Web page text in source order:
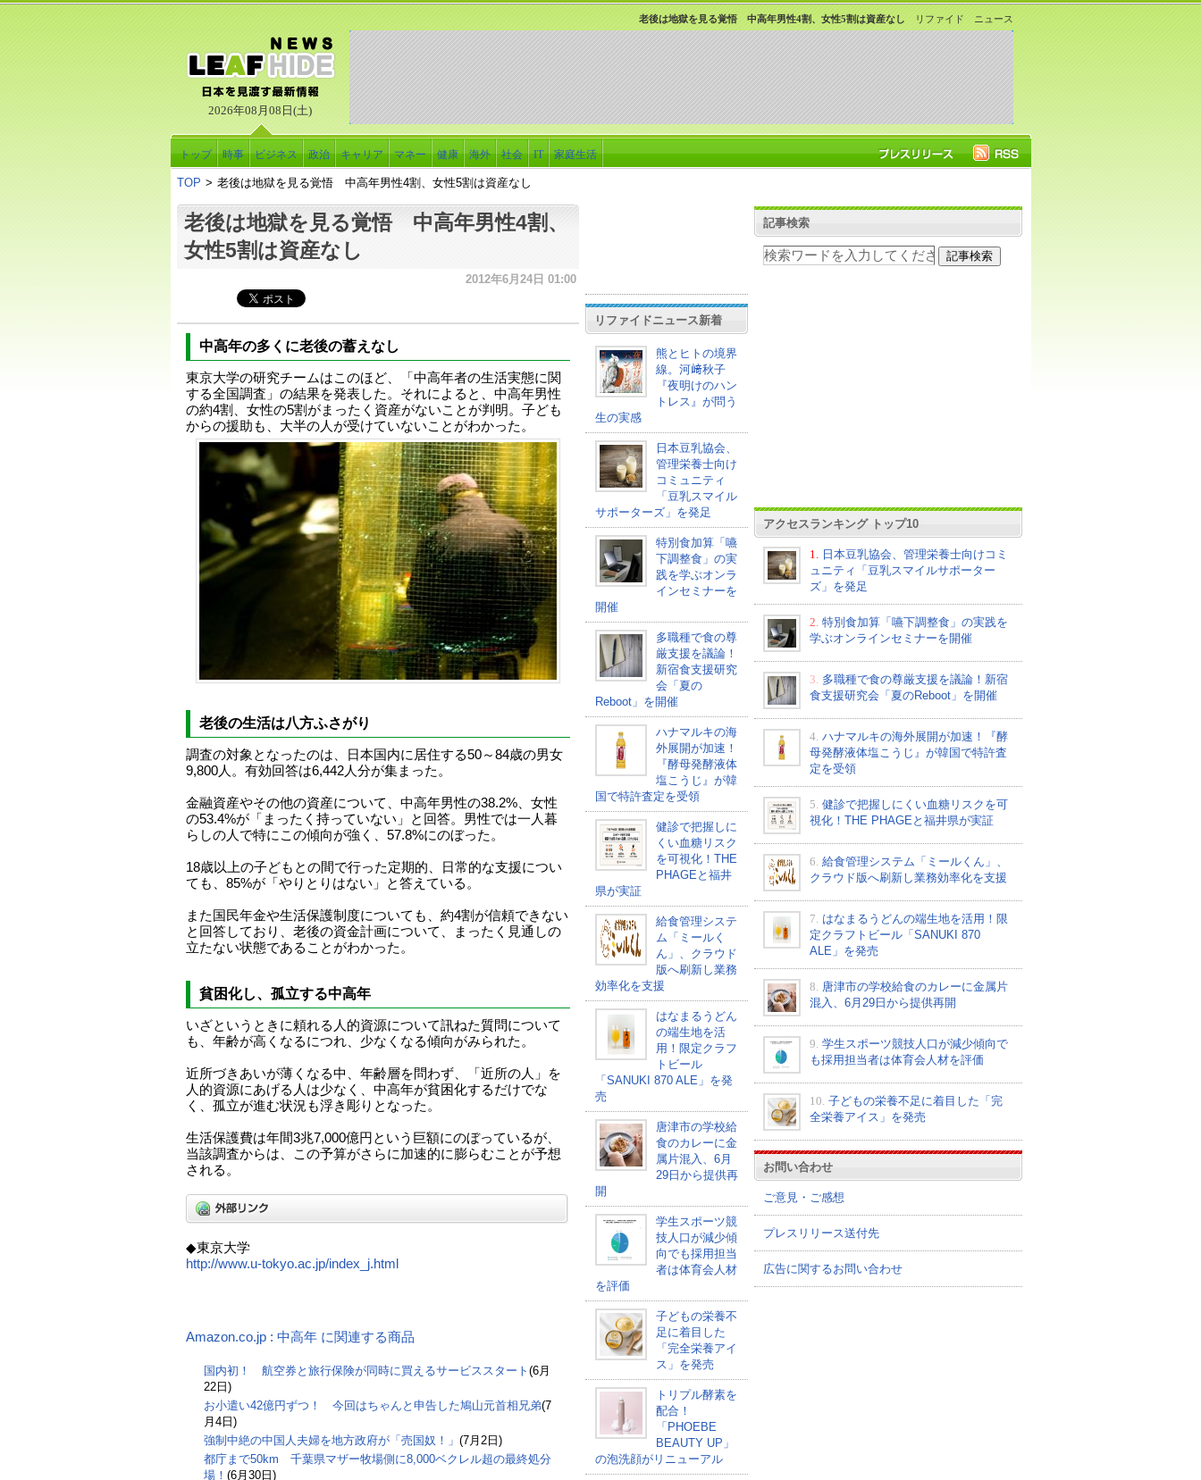
2026年08月08日(土)
リファイド ニュース
老後は地獄を見る覚悟 中高年男性4割、女性5割は資産なし
トップ 時事 ビジネス 政治 キャリア マネー 健康 海外 社会 IT 家庭生活
TOP > 老後は地獄を見る覚悟 中高年男性4割、女性5割は資産なし
老後は地獄を見る覚悟 中高年男性4割、
女性5割は資産なし
2012年6月24日 01:00
中高年の多くに老後の蓄えなし
東京大学の研究チームはこのほど、「中高年者の生活実態に関
する全国調査」の結果を発表した。それによると、中高年男性
の約4割、女性の5割がまったく資産がないことが判明。子ども
からの援助も、大半の人が受けていないことがわかった。
老後の生活は八方ふさがり
調査の対象となったのは、日本国内に居住する50～84歳の男女
9,800人。有効回答は6,442人分が集まった。
金融資産やその他の資産について、中高年男性の38.2%、女性
の53.4%が「まったく持っていない」と回答。男性では一人暮
らしの人で特にこの傾向が強く、57.8%にのぼった。
18歳以上の子どもとの間で行った定期的、日常的な支援につい
ても、85%が「やりとりはない」と答えている。
また国民年金や生活保護制度についても、約4割が信頼できない
と回答しており、老後の資金計画について、まったく見通しの
立たない状態であることがわかった。
貧困化し、孤立する中高年
いざというときに頼れる人的資源について訊ねた質問について
も、年齢が高くなるにつれ、少なくなる傾向がみられた。
近所づきあいが薄くなる中、年齢層を問わず、「近所の人」を
人的資源にあげる人は少なく、中高年が貧困化するだけでな
く、孤立が進む状況も浮き彫りとなった。
生活保護費は年間3兆7,000億円という巨額にのぼっているが、
当該調査からは、この予算がさらに加速的に膨らむことが予想
される。
◆東京大学
http://www.u-tokyo.ac.jp/index_j.html
Amazon.co.jp : 中高年 に関連する商品
国内初！ 航空券と旅行保険が同時に買えるサービススタート (6月
22日)
お小遣い42億円ずつ！ 今回はちゃんと申告した鳩山元首相兄弟(7
月4日)
強制中絶の中国人夫婦を地方政府が「売国奴！」 (7月2日)
都庁まで50km 千葉県マザー牧場側に8,000ベクレル超の最終処分
場！ (6月30日)
リファイドニュース新着
熊とヒトの境界
線。河﨑秋子
『夜明けのハン
トレス』が問う
生の実感
日本豆乳協会、
管理栄養士向け
コミュニティ
「豆乳スマイル
サポーターズ」を発足
特別食加算「嚥
下調整食」の実
践を学ぶオンラ
インセミナーを
開催
多職種で食の尊
厳支援を議論！
新宿食支援研究
会「夏の
Reboot」を開催
ハナマルキの海
外展開が加速！
『酵母発酵液体
塩こうじ』が韓
国で特許査定を受領
健診で把握しに
くい血糖リスク
を可視化！THE
PHAGEと福井
県が実証
給食管理システ
ム「ミールく
ん」、クラウド
版へ刷新し業務
効率化を支援
はなまるうどん
の端生地を活
用！限定クラフ
トビール
「SANUKI 870 ALE」を発
売
唐津市の学校給
食のカレーに金
属片混入、6月
29日から提供再
開
学生スポーツ競
技人口が減少傾
向でも採用担当
者は体育会人材
を評価
子どもの栄養不
足に着目した
「完全栄養アイ
ス」を発売
トリプル酵素を
配合！
「PHOEBE
BEAUTY UP」
の泡洗顔がリニューアル
記事検索
アクセスランキング トップ10
1.
日本豆乳協会、管理栄養士向けコミ
ュニティ「豆乳スマイルサポーター
ズ」を発足
2. 特別食加算「嚥下調整食」の実践を
学ぶオンラインセミナーを開催
3. 多職種で食の尊厳支援を議論！新宿
食支援研究会「夏のReboot」を開催
4. ハナマルキの海外展開が加速！『酵
母発酵液体塩こうじ』が韓国で特許査
定を受領
5. 健診で把握しにくい血糖リスクを可
視化！THE PHAGEと福井県が実証
6. 給食管理システム「ミールくん」、
クラウド版へ刷新し業務効率化を支援
7. はなまるうどんの端生地を活用！限
定クラフトビール「SANUKI 870
ALE」を発売
8. 唐津市の学校給食のカレーに金属片
混入、6月29日から提供再開
9. 学生スポーツ競技人口が減少傾向で
も採用担当者は体育会人材を評価
10. 子どもの栄養不足に着目した「完
全栄養アイス」を発売
お問い合わせ
ご意見・ご感想
プレスリリース送付先
広告に関するお問い合わせ